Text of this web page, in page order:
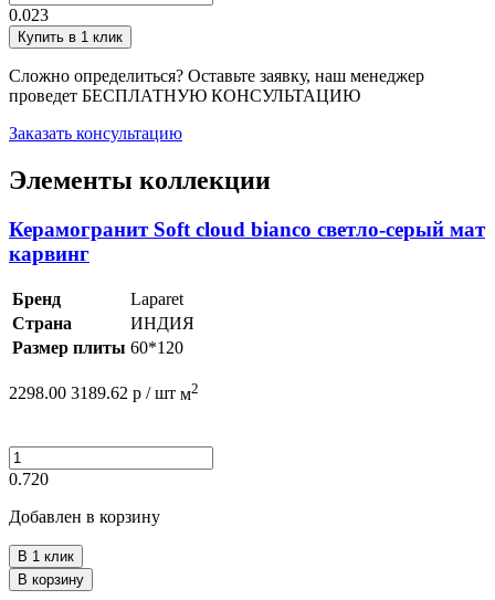
0.023
Купить в 1 клик
Сложно определиться? Оставьте заявку, наш менеджер
проведет БЕСПЛАТНУЮ КОНСУЛЬТАЦИЮ
Заказать консультацию
Элементы коллекции
Керамогранит Soft cloud bianco светло-серый мат
карвинг
Бренд
Laparet
Страна
ИНДИЯ
Размер плиты 60*120
2298.00 3189.62 р / шт м2
0.720
Добавлен в корзину
В 1 клик
В корзину